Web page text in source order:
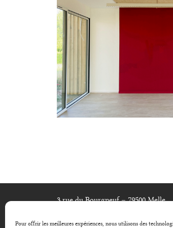
Pour offrir les meilleures expériences, nous utilisons des
3 rue du Bourgneuf – 79500 Melle